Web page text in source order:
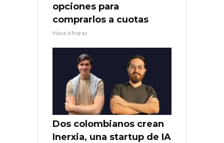
opciones para
comprarlos a cuotas
Hace 6 horas
Dos colombianos crean
Inerxia, una startup de IA